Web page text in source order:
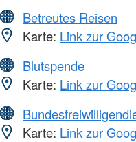
Betreutes Reisen
Karte: Link zur
Blutspende
Karte: Link zur
Karte: Link zur